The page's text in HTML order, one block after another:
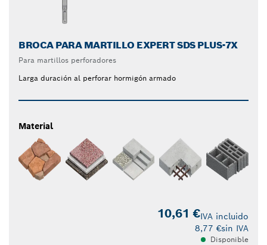
BROCA PARA MARTILLO EXPERT SDS PLUS-7X
Para martillos perforadores
Larga duración al perforar hormigón armado
Material
10,61 €IVA incluido
8,77 €sin IVA
Disponible